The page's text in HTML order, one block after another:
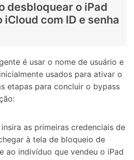
desbloquear o iPad
com ID e senha
é usar o nome de usuário e
usados ​​para ativar o
etapas para concluir o bypass
as primeiras credenciais de
à tela de bloqueio de
ao indivíduo que vendeu o iPad